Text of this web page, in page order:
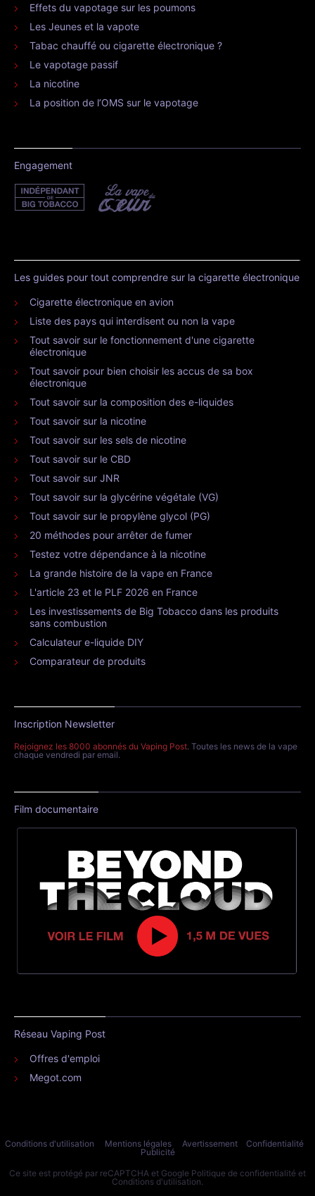
Effets du vapotage sur les poumons
Les Jeunes et la vapote
Tabac chauffé ou cigarette électronique ?
Le vapotage passif
La nicotine
La position de l’OMS sur le vapotage
Engagement
Les guides pour tout comprendre sur la cigarette électronique
Cigarette électronique en avion
Liste des pays qui interdisent ou non la vape
Tout savoir sur le fonctionnement d'une cigarette
électronique
Tout savoir pour bien choisir les accus de sa box
électronique
Tout savoir sur la composition des e-liquides
Tout savoir sur la nicotine
Tout savoir sur les sels de nicotine
Tout savoir sur le CBD
Tout savoir sur JNR
Tout savoir sur la glycérine végétale (VG)
Tout savoir sur le propylène glycol (PG)
20 méthodes pour arrêter de fumer
Testez votre dépendance à la nicotine
La grande histoire de la vape en France
L'article 23 et le PLF 2026 en France
Les investissements de Big Tobacco dans les produits
sans combustion
Calculateur e-liquide DIY
Comparateur de produits
Inscription Newsletter
Rejoignez les 8000 abonnés du Vaping Post. Toutes les news de la vape
chaque vendredi par email.
Film documentaire
Réseau Vaping Post
Offres d'emploi
Megot.com
Conditions d'utilisation Mentions légales Avertissement
Confidentialité
Publicité
Ce site est protégé par reCAPTCHA et Google Politique de confidentialité et
Conditions d'utilisation.